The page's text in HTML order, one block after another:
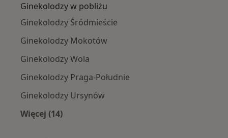
Ginekolodzy w pobliżu
Ginekolodzy Śródmieście
Ginekolodzy Mokotów
Ginekolodzy Wola
Ginekolodzy Praga-Południe
Ginekolodzy Ursynów
Więcej (14)